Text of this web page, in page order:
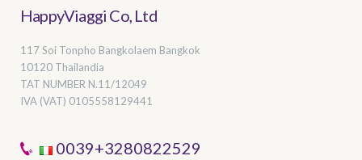
HappyViaggi Co, Ltd
117 Soi Tonpho Bangkolaem Bangkok
10120 Thailandia
TAT NUMBER N.11/12049
IVA (VAT) 0105558129441
0039+3280822529